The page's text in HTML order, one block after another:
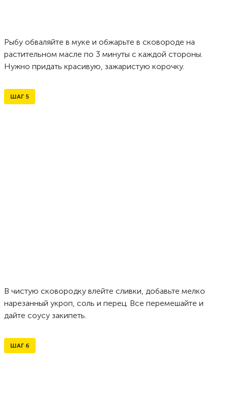
Рыбу обваляйте в муке и обжарьте в сковороде на
растительном масле по 3 минуты с каждой стороны.
Нужно придать красивую, зажаристую корочку.
ШАГ 5
В чистую сковородку влейте сливки, добавьте мелко
нарезанный укроп, соль и перец. Все перемешайте и
дайте соусу закипеть.
ШАГ 6